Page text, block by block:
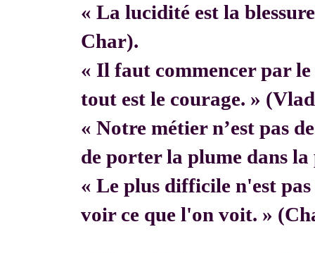
« La lucidité est la
Char).
« Il faut commencer par le
tout est le courage. »
« Notre métier n’est pas
de porter la plume dans
« Le plus difficile n'est
voir ce que l'on voit. »